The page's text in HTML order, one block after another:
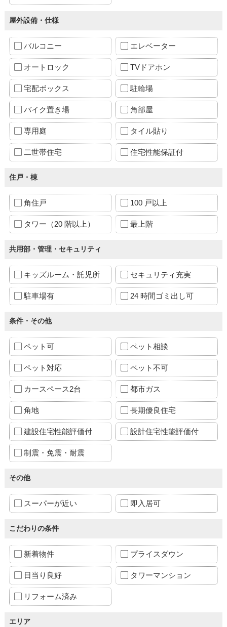
屋外設備・仕様
バルコニー エレベーター
オートロック TVドアホン
宅配ボックス 駐輪場
バイク置き場 角部屋
専用庭 タイル貼り
二世帯住宅 住宅性能保証付
住戸・棟
角住戸 100 戸以上
タワー（20 階以上） 最上階
共用部・管理・セキュリティ
キッズルーム・託児所 セキュリティ充実
駐車場有 24 時間ゴミ出し可
条件・その他
ペット可 ペット相談
ペット対応 ペット不可
カースペース2台 都市ガス
角地 長期優良住宅
建設住宅性能評価付 設計住宅性能評価付
制震・免震・耐震
その他
スーパーが近い 即入居可
こだわりの条件
新着物件 プライスダウン
日当り良好 タワーマンション
リフォーム済み
エリア